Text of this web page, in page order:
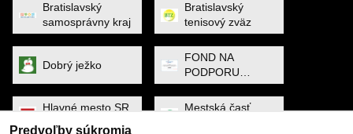
Bratislavský
samosprávny kraj
Bratislavský
tenisový zväz
Dobrý ježko
FOND NA
PODPORU
ŠPORTU
Hlavné mesto SR
Bratislava
Mestská časť
Predvoľby súkromia